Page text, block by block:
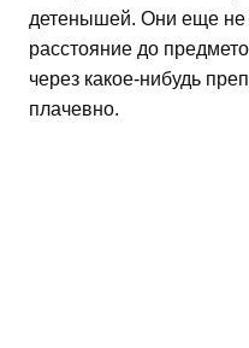
детенышей. Они еще не
расстояние до
через какое-нибудь
плачевно.